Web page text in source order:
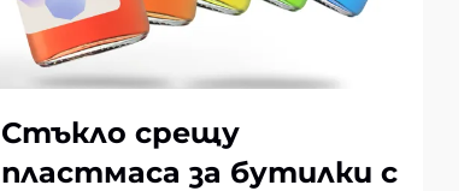
Стъкло срещу
пластмаса за бутилки с